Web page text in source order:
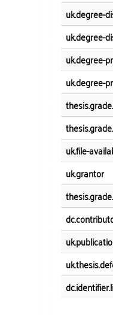
uk.degree-
uk.degree-
uk.degree-
uk.degree-
uk.file-
uk.grantor